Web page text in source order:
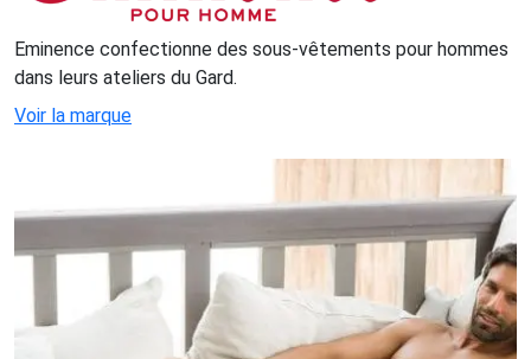
Eminence confectionne des sous-vêtements pour hommes
dans leurs ateliers du Gard.
Voir la marque